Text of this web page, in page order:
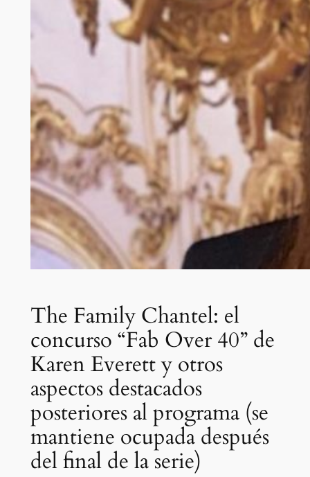
The Family Chantel: el
concurso “Fab Over 40” de
Karen Everett y otros
aspectos destacados
posteriores al programa (se
mantiene ocupada después
del final de la serie)